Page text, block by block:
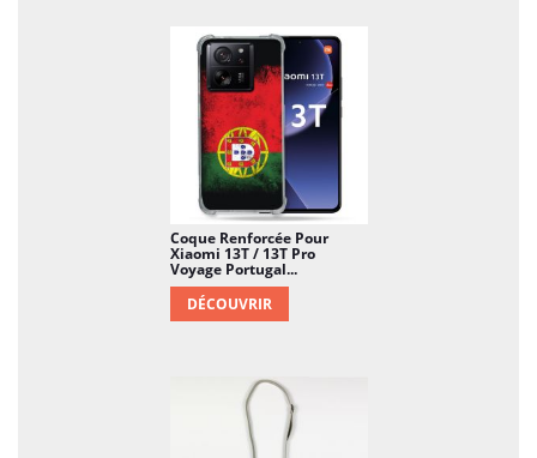
Coque Renforcée Pour
Xiaomi 13T / 13T Pro
Voyage Portugal...
DÉCOUVRIR